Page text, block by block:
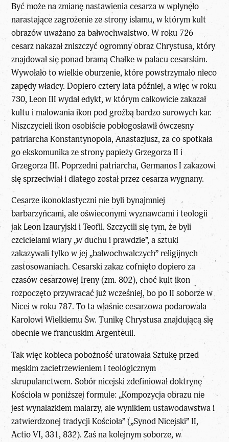
Być może na zmianę nastawienia cesarza w wpłynęło
narastające zagrożenie ze strony islamu, w którym kult
obrazów uważano za bałwochwalstwo. W roku 726
cesarz nakazał zniszczyć ogromny obraz Chrystusa, który
znajdował się ponad bramą Chalke w pałacu cesarskim.
Wywołało to wielkie oburzenie, które powstrzymało nieco
zapędy władcy. Dopiero cztery lata później, a więc w roku
730, Leon III wydał edykt, w którym całkowicie zakazał
kultu i malowania ikonpod groźbą bardzo surowych kar.
Niszczycieli ikon osobiście pobłogosławił ówczesny
patriarcha Konstantynopola, Anastazjusz, za co spotkała
go ekskomunika ze strony papieży Grzegorza II i
Grzegorza III. Poprzedni patriarcha, Germanos I zakazowi
się sprzeciwiał i dlatego został przez cesarza wygnany.
Cesarze ikonoklastyczni nie byli bynajmniej
barbarzyńcami, ale oświeconymi wyznawcami i teologii
jak Leon Izauryjski i Teofil. Szczycili się tym, że byli
czcicielami wiary „w duchu i prawdzie”, a sztuki
zakazywali tylko w jej „bałwochwalczych” religijnych
zastosowaniach. Cesarski zakaz cofnięto dopiero za
czasów cesarzowej Ireny (zm. 802), choć kult ikon
rozpoczęto przywracać już wcześniej, bo po II soborze w
Nicei w roku 787. To ta właśnie cesarzowa podarowała
Karolowi Wielkiemu Św. Tunikę Chrystusa znajdującą się
obecnie we francuskim Argenteuil.
Tak więc kobieca pobożność uratowała Sztukę przed
męskim zacietrzewieniem i teologicznym
skrupulanctwem. Sobór nicejski zdefiniował doktrynę
Kościoła w poniższej formule: „Kompozycja obrazu nie
jest wynalazkiem malarzy, ale wynikiem ustawodawstwa i
zatwierdzonej tradycji Kościoła” („Synod Nicejski” II,
Actio VI, 331, 832). Zaś na kolejnym soborze, w